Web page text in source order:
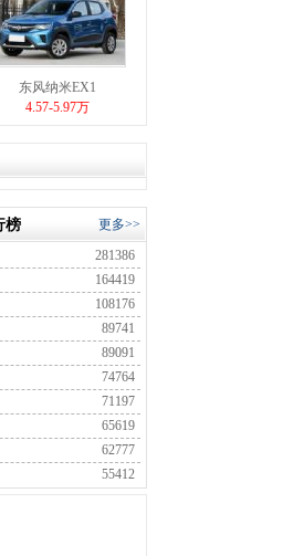
东风纳米EX1
4.57-5.97万
榜 更多>>
281386
164419
108176
89741
89091
74764
71197
65619
62777
55412